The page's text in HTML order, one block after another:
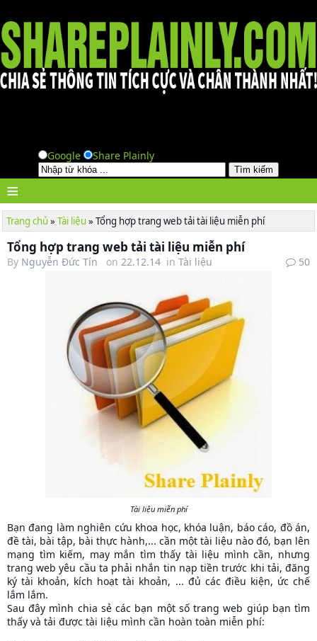
Google Share Plainly
≡
Trang chủ » Tài liệu » Tổng hợp trang web tải tài liệu miễn phí
Tổng hợp trang web tải tài liệu miễn phí
By Nguyễn Đức Tín on22.12.14 inTài liệu 50
Tài liệu miễn phí
Bạn đang làm nghiên cứu khoa học, khóa luận, báo cáo, đồ án,
đề tài, bài tập, bài thực hành,... cần một tài liệu nào đó, bạn lên
mạng tìm kiếm, may mắn tìm thấy tài liệu mình cần, nhưng
trang web yêu cầu ta phải nhắn tin nạp tiền trước khi tải, đăng
ký tài khoản, kích hoạt tài khoản, ... đủ các điều kiện, ức chế
lắm lắm.
Sau đây mình chia sẻ các bạn một số trang web giúp bạn tìm
thấy và tải được tài liệu mình cần hoàn toàn miễn phí: